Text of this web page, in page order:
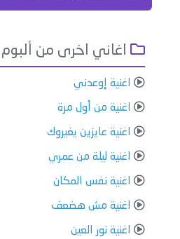
اغاني اخرى من ألبوم
اغنية إوعدني
اغنية من أول مرة
اغنية عايزين يغيروك
اغنية ليلة من عمري
اغنية نفس المكان
اغنية مش هضعف
اغنية نور العين